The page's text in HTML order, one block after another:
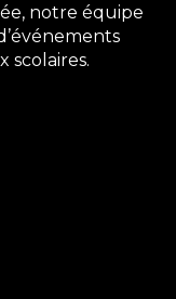
notre équipe
scolaires.